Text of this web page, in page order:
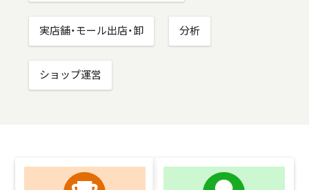
実店舗・モール出店・卸 分析
ショップ運営